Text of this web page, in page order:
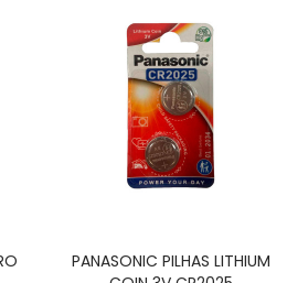
PANASONIC PILHAS LITHIUM